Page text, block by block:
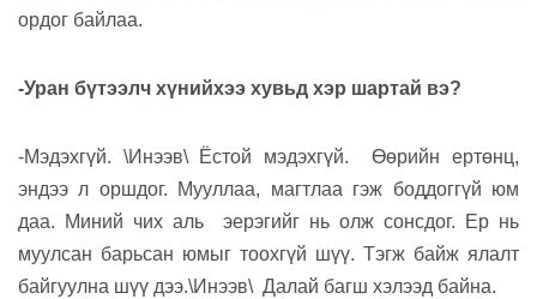
ордог байлаа.
-Уран бүтээлч хүнийхээ хувьд хэр шартай вэ?
-Мэдэхгүй. \Инээв\ Ёстой мэдэхгүй.
Өөрийн ертөнц,
эндээ л оршдог. Мууллаа, магтлаа гэж боддоггүй юм
даа. Миний чих аль
эерэгийг нь олж сонсдог. Ер нь
муулсан барьсан юмыг тоохгүй шүү. Тэгж байж ялалт
байгуулна шүү дээ.\Инээв\ Далай багш хэлээд байна.